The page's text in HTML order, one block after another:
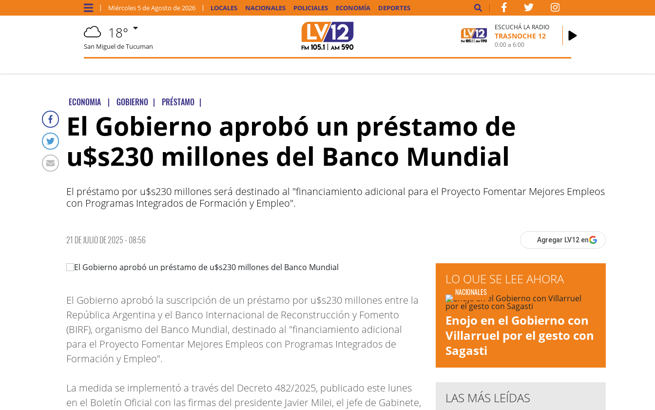
Miércoles 5 deAgosto de 2026 LOCALES NACIONALES POLICIALES ECONOMÍA DEPORTES
18°
San Miguel de Tucuman
ESCUCHÁ LA RADIO
TRASNOCHE 12
0:00a6:00
ECONOMIA | GOBIERNO | PRÉSTAMO |
El Gobierno aprobó un préstamo de
u$s230 millones del Banco Mundial
El préstamo por u$s230 millones será destinado al "financiamiento adicional para el Proyecto Fomentar Mejores Empleos
con Programas Integrados de Formación y Empleo".
21 DE JULIO DE 2025 - 08:56 Agregar LV12 en
El Gobierno aprobó la suscripción de un préstamo por u$s230 millones entre la
República Argentina y el Banco Internacional de Reconstrucción y Fomento
(BIRF), organismo del Banco Mundial, destinado al "financiamiento adicional
para el Proyecto Fomentar Mejores Empleos con Programas Integrados de
Formación y Empleo".
La medida se implementó a través del Decreto 482/2025, publicado este lunes
en el Boletín Oficial con las firmas del presidente Javier Milei, el jefe de Gabinete,
LO QUE SE LEE AHORA
NACIONALES
Enojo en el Gobierno con
Villarruel por el gesto con
Sagasti
LAS MÁS LEÍDAS